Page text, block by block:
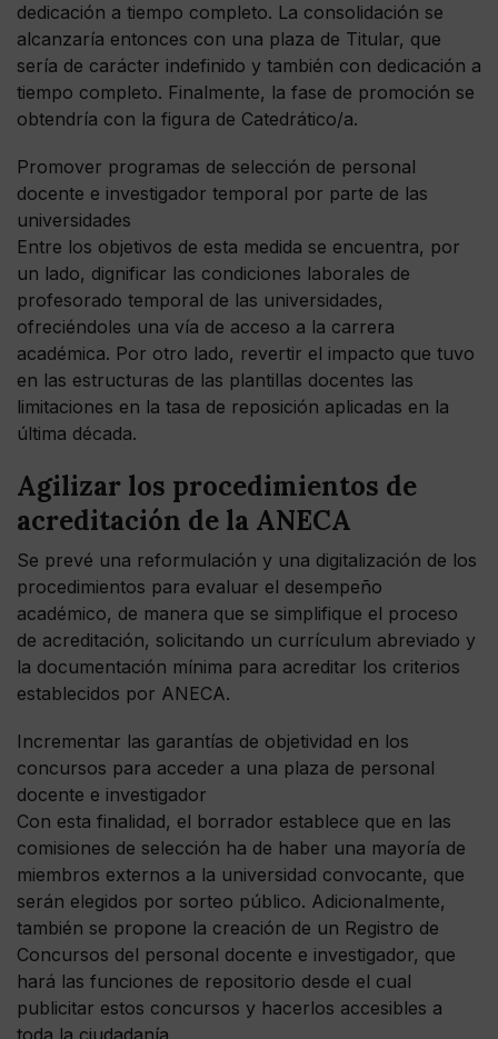
dedicación a tiempo completo. La consolidación se
alcanzaría entonces con una plaza de Titular, que
sería de carácter indefinido y también con dedicación a
tiempo completo. Finalmente, la fase de promoción se
obtendría con la figura de Catedrático/a.
Promover programas de selección de personal
docente e investigador temporal por parte de las
universidades
Entre los objetivos de esta medida se encuentra, por
un lado, dignificar las condiciones laborales de
profesorado temporal de las universidades,
ofreciéndoles una vía de acceso a la carrera
académica. Por otro lado, revertir el impacto que tuvo
en las estructuras de las plantillas docentes las
limitaciones en la tasa de reposición aplicadas en la
última década.
Agilizar los procedimientos de
acreditación de la ANECA
Se prevé una reformulación y una digitalización de los
procedimientos para evaluar el desempeño
académico, de manera que se simplifique el proceso
de acreditación, solicitando un currículum abreviado y
la documentación mínima para acreditar los criterios
establecidos por ANECA.
Incrementar las garantías de objetividad en los
concursos para acceder a una plaza de personal
docente e investigador
Con esta finalidad, el borrador establece que en las
comisiones de selección ha de haber una mayoría de
miembros externos a la universidad convocante, que
serán elegidos por sorteo público. Adicionalmente,
también se propone la creación de un Registro de
Concursos del personal docente e investigador, que
hará las funciones de repositorio desde el cual
publicitar estos concursos y hacerlos accesibles a
toda la ciudadanía.